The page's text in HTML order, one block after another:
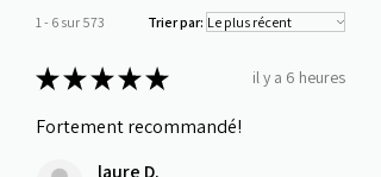
1 - 6 sur 573 Trier par:
★★★★★ il y a 6 heures
Fortement recommandé!
laure D.